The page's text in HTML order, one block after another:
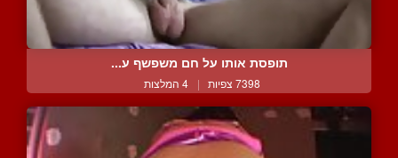
תופסת אותו על חם משפשף ע...
7398 צפיות | 4 המלצות